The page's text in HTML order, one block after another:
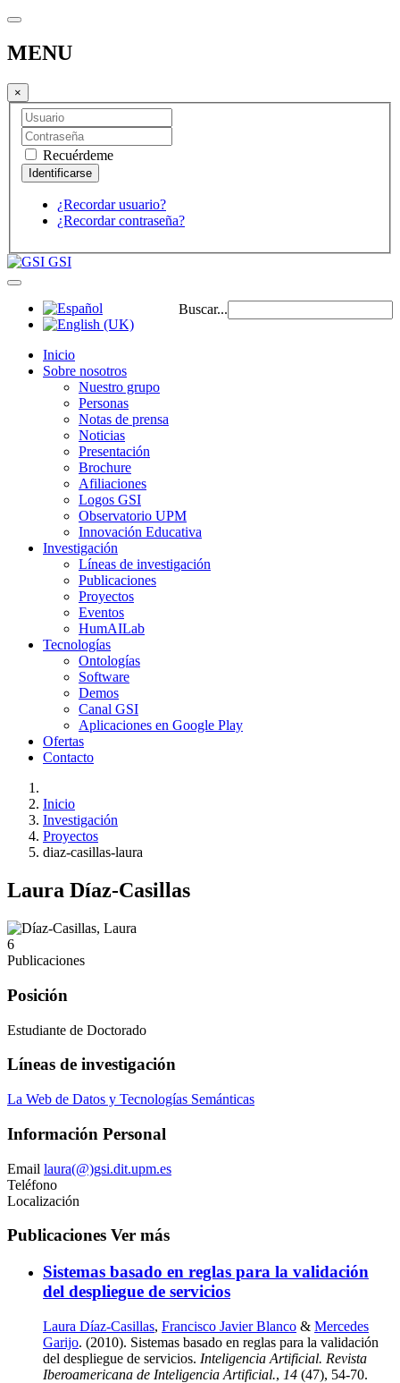
MENU
×
Recuérdeme
¿Recordar usuario?
¿Recordar contraseña?
GSI
Buscar...
Inicio
Sobre nosotros
Nuestro grupo
Personas
Notas de prensa
Noticias
Presentación
Brochure
Afiliaciones
Logos GSI
Observatorio UPM
Innovación Educativa
Investigación
Líneas de investigación
Publicaciones
Proyectos
Eventos
HumAILab
Tecnologías
Ontologías
Software
Demos
Canal GSI
Aplicaciones en Google Play
Ofertas
Contacto
Inicio
Investigación
Proyectos
diaz-casillas-laura
Laura Díaz-Casillas
6
Publicaciones
Posición
Estudiante de Doctorado
Líneas de investigación
La Web de Datos y Tecnologías Semánticas
Información Personal
Email laura(@)gsi.dit.upm.es
Teléfono
Localización
Publicaciones Ver más
Sistemas basado en reglas para la validación
del despliegue de servicios
Laura Díaz-Casillas, Francisco Javier Blanco & Mercedes
Garijo. (2010). Sistemas basado en reglas para la validación
del despliegue de servicios. Inteligencia Artificial. Revista
Iberoamericana de Inteligencia Artificial., 14 (47), 54-70.